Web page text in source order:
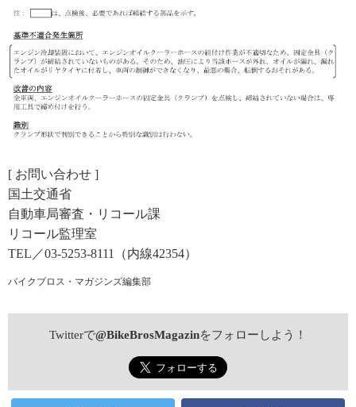
[ お問い合わせ ]
国土交通省
自動車局審査・リコール課
リコール監理室
TEL／03-5253-8111（内線42354）
バイクブロス・マガジンズ編集部
Twitterで@BikeBrosMagazinをフォローしよう！